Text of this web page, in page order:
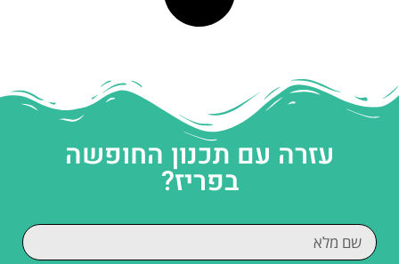
עזרה עם תכנון החופשה
בפריז?